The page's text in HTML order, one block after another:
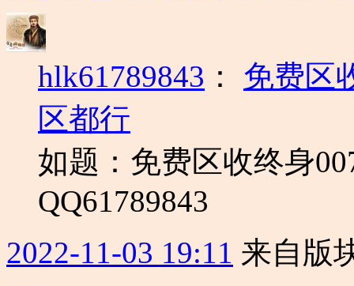
hlk61789843 ： 免费区
区都行
如题：免费区收终身
QQ61789843
2022-11-03 19:11 来自版